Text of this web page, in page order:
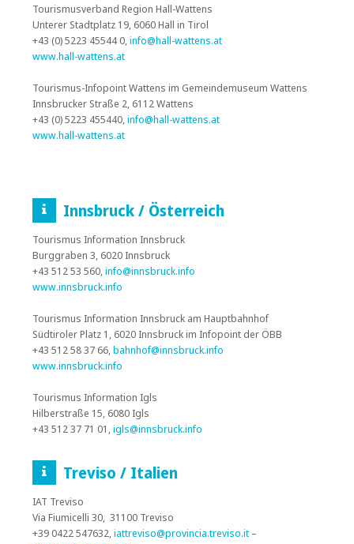
Tourismusverband Region Hall-Wattens
Unterer Stadtplatz 19, 6060 Hall in Tirol
+43 (0) 5223 45544 0,info@hall-wattens.at
www.hall-wattens.at
Tourismus-Infopoint Wattens im Gemeindemuseum Wattens
Innsbrucker Straße 2, 6112 Wattens
+43 (0) 5223 455440,info@hall-wattens.at
www.hall-wattens.at
Innsbruck / Österreich
Tourismus Information Innsbruck
Burggraben 3, 6020 Innsbruck
+43 512 53 560,info@innsbruck.info
www.innsbruck.info
Tourismus Information Innsbruck am Hauptbahnhof
Südtiroler Platz 1, 6020 Innsbruck im Infopoint der ÖBB
+43 512 58 37 66,bahnhof@innsbruck.info
www.innsbruck.info
Tourismus Information Igls
Hilberstraße 15, 6080 Igls
+43 512 37 71 01,igls@innsbruck.info
Treviso / Italien
IAT Treviso
Via Fiumicelli 30, 31100 Treviso
+39 0422 547632,iattreviso@provincia.treviso.it –